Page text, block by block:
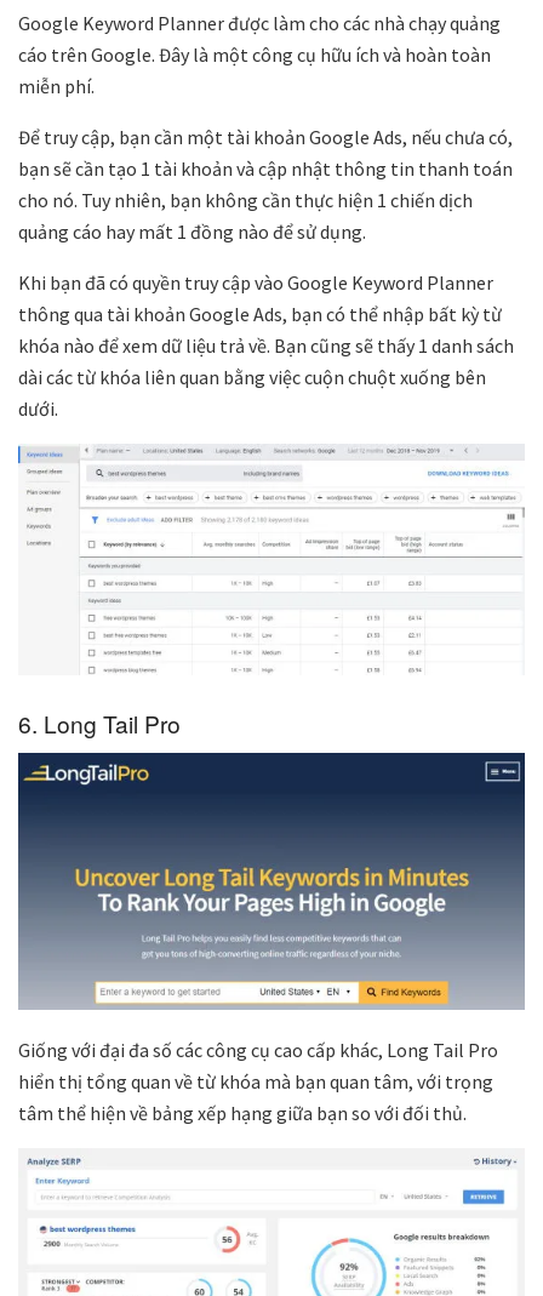
Google Keyword Planner được làm cho các nhà chạy quảng
cáo trên Google. Đây là một công cụ hữu ích và hoàn toàn
miễn phí.
Để truy cập, bạn cần một tài khoản Google Ads, nếu chưa có,
bạn sẽ cần tạo 1 tài khoản và cập nhật thông tin thanh toán
cho nó. Tuy nhiên, bạn không cần thực hiện 1 chiến dịch
quảng cáo hay mất 1 đồng nào để sử dụng.
Khi bạn đã có quyền truy cập vào Google Keyword Planner
thông qua tài khoản Google Ads, bạn có thể nhập bất kỳ từ
khóa nào để xem dữ liệu trả về. Bạn cũng sẽ thấy 1 danh sách
dài các từ khóa liên quan bằng việc cuộn chuột xuống bên
dưới.
6. Long Tail Pro
Giống với đại đa số các công cụ cao cấp khác, Long Tail Pro
hiển thị tổng quan về từ khóa mà bạn quan tâm, với trọng
tâm thể hiện về bảng xếp hạng giữa bạn so với đối thủ.